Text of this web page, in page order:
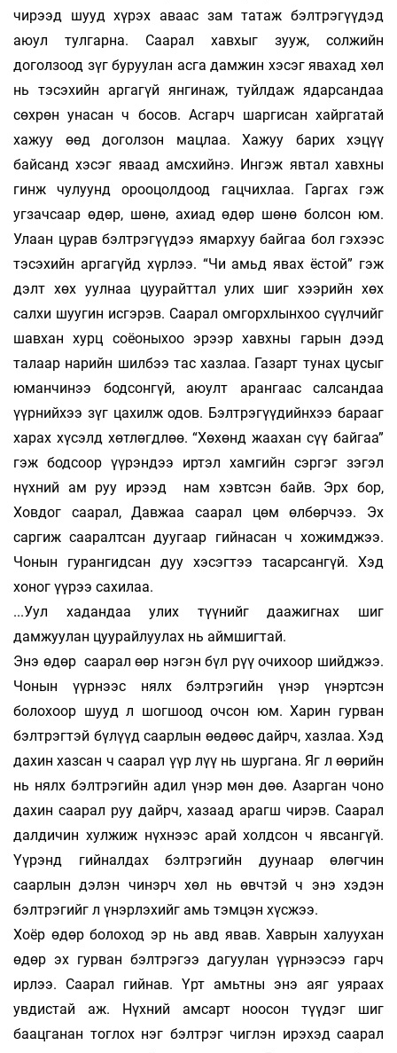
чирээд шууд хүрэх аваас зам татаж бэлтрэгүүдэд
аюул тулгарна. Саарал хавхыг зууж, солжийн
доголзоод зүг буруулан асга дамжин хэсэг явахад хөл
нь тэсэхийн аргагүй янгинаж, туйлдаж ядарсандаа
сөхрөн унасан ч босов. Асгарч шаргисан хайргатай
хажуу өөд доголзон мацлаа. Хажуу барих хэцүү
байсанд хэсэг яваад амсхийнэ. Ингэж явтал хавхны
гинж чулуунд орооцолдоод гацчихлаа. Гаргах гэж
угзачсаар өдөр, шөнө, ахиад өдөр шөнө болсон юм.
Улаан цурав бэлтрэгүүдээ ямархуу байгаа бол гэхээс
тэсэхийн аргагүйд хүрлээ. “Чи амьд явах ёстой” гэж
дэлт хөх уулнаа цуурайттал улих шиг хээрийн хөх
салхи шуугин исгэрэв. Саарал омгорхлынхоо сүүлчийг
шав­хан хурц соёоныхоо эрээр хавхны гарын дээд
талаар нарийн шилбээ тас хазлаа. Газарт тунах цусыг
юманчинээ бодсонгүй, аюулт аран­гаас салсандаа
үүрнийхээ зүг цахилж одов. Бэлт­рэ­гүүдийнхээ барааг
харах хүсэлд хөт­лөгд­лөө. “Хөхөнд жаахан сүү байгаа”
гэж бодсоор үүрэндээ иртэл хамгийн сэргэг зэгэл
нүхний ам руу ирээд нам хэвтсэн байв. Эрх бор,
Ховдог саарал, Давжаа саарал цөм өлбөрчээ. Эх
саргиж сааралтсан дуугаар гийнасан ч хо­жимджээ.
Чонын гурангидсан дуу хэсэгтээ тасарсангүй. Хэд
хоног үүрээ сахилаа.
...Уул хадандаа улих түүнийг даажигнах шиг
дамжуулан цуурайлуулах нь аймшигтай.
Энэ өдөр саарал өөр нэгэн бүл рүү очихоор шийджээ.
Чонын үүрнээс нялх бэлтрэгийн үнэр үнэртсэн
болохоор шууд л шогшоод очсон юм. Харин гурван
бэлтрэгтэй бүлүүд саарлын өөдөөс дайрч, хазлаа. Хэд
дахин хазсан ч саарал үүр лүү нь шургана. Яг л өөрийн
нь нялх бэлтрэгийн адил үнэр мөн дөө. Азарган чоно
дахин саарал руу дайрч, хазаад арагш чирэв. Саарал
далдичин хулжиж нүхнээс арай холдсон ч явсангүй.
Үүрэнд гийналдах бэлтрэгийн дуунаар өлөгчин
саарлын дэлэн чинэрч хөл нь өвчтэй ч энэ хэдэн
бэлтрэгийг л үнэрлэхийг амь тэмцэн хүсжээ.
Хоёр өдөр болоход эр нь авд явав. Хаврын халуухан
өдөр эх гурван бэлтрэгээ дагуулан үүрнээсээ гарч
ирлээ. Саарал гийнав. Үрт амьтны энэ аяг уяраах
увдистай аж. Нүхний амсарт ноосон түүдэг шиг
баацганан тоглох нэг бэлтрэг чиглэн ирэхэд саарал